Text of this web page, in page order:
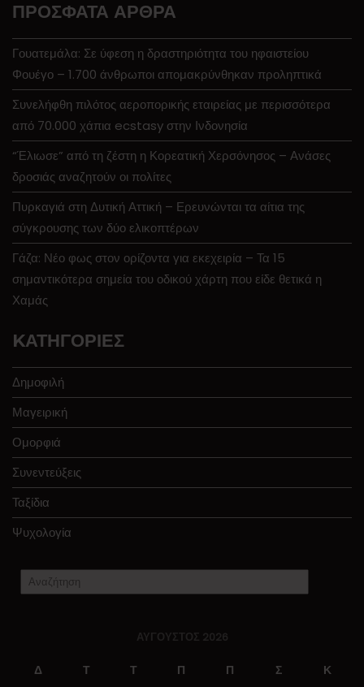
ΠΡΌΣΦΑΤΑ ΆΡΘΡΑ
Γουατεμάλα: Σε ύφεση η δραστηριότητα του ηφαιστείου
Φουέγο – 1.700 άνθρωποι απομακρύνθηκαν προληπτικά
Συνελήφθη πιλότος αεροπορικής εταιρείας με περισσότερα
από 70.000 χάπια ecstasy στην Ινδονησία
“Έλιωσε” από τη ζέστη η Κορεατική Χερσόνησος – Ανάσες
δροσιάς αναζητούν οι πολίτες
Πυρκαγιά στη Δυτική Αττική – Ερευνώνται τα αίτια της
σύγκρουσης των δύο ελικοπτέρων
Γάζα: Νέο φως στον ορίζοντα για εκεχειρία – Τα 15
σημαντικότερα σημεία του οδικού χάρτη που είδε θετικά η
Χαμάς
KΑΤΗΓΟΡΊΕΣ
Δημοφιλή
Μαγειρική
Ομορφιά
Συνεντεύξεις
Ταξίδια
Ψυχολογία
ΑΎΓΟΥΣΤΟΣ 2026
Δ Τ Τ Π Π Σ
Κ